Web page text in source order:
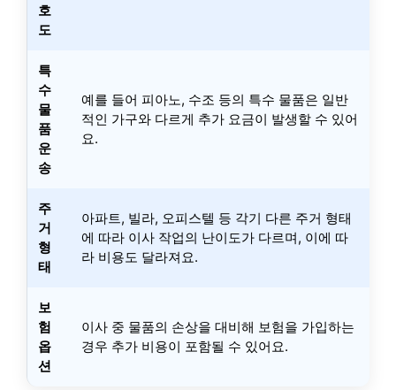
호
도
특
수
물
품
운
송
예를 들어 피아노, 수조 등의 특수 물품은 일반
적인 가구와 다르게 추가 요금이 발생할 수 있어
요.
주
거
형
태
아파트, 빌라, 오피스텔 등 각기 다른 주거 형태
에 따라 이사 작업의 난이도가 다르며, 이에 따
라 비용도 달라져요.
보
험
옵
션
이사 중 물품의 손상을 대비해 보험을 가입하는
경우 추가 비용이 포함될 수 있어요.